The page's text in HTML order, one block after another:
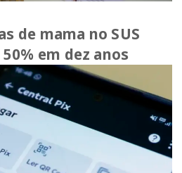
de mama no SUS
em dez anos